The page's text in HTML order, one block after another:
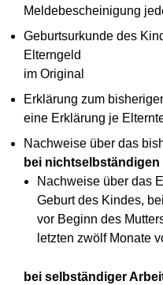
Meldebescheinigung
Geburtsurkunde des
Elterngeld
im Original
Erklärung zum
eine Erklärung je
Nachweise über das
bei nichtselbständigen
Nachweise über das
Geburt des Kindes,
vor Beginn des
letzten zwölf Monate
bei selbständiger